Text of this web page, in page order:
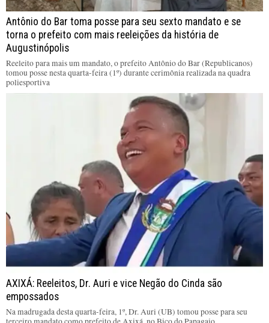
Antônio do Bar toma posse para seu sexto mandato e se
torna o prefeito com mais reeleições da história de
Augustinópolis
Reeleito para mais um mandato, o prefeito Antônio do Bar (Republicanos)
tomou posse nesta quarta-feira (1º) durante cerimônia realizada na quadra
poliesportiva
AXIXÁ: Reeleitos, Dr. Auri e vice Negão do Cinda são
empossados
Na madrugada desta quarta-feira, 1º, Dr. Auri (UB) tomou posse para seu